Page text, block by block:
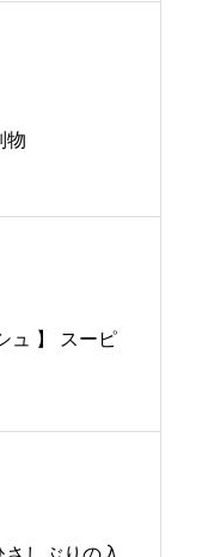
物
ュ 】 スーピ